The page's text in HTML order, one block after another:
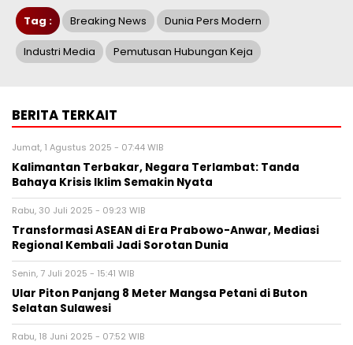
Tag : Breaking News Dunia Pers Modern
Industri Media Pemutusan Hubungan Keja
BERITA TERKAIT
Jumat, 1 Agustus 2025 - 07:44 WIB
Kalimantan Terbakar, Negara Terlambat: Tanda
Bahaya Krisis Iklim Semakin Nyata
Rabu, 30 Juli 2025 - 09:23 WIB
Transformasi ASEAN di Era Prabowo-Anwar, Mediasi
Regional Kembali Jadi Sorotan Dunia
Senin, 7 Juli 2025 - 15:41 WIB
Ular Piton Panjang 8 Meter Mangsa Petani di Buton
Selatan Sulawesi
Rabu, 18 Juni 2025 - 07:52 WIB